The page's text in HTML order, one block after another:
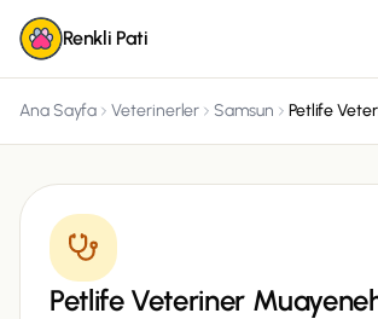
Renkli Pati
Ana Sayfa Veterinerler Samsun
Petlife Veteriner